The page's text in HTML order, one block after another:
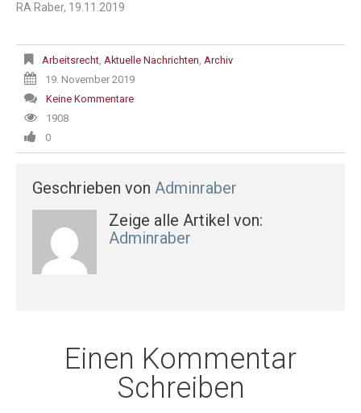
RA Raber, 19.11.2019
Arbeitsrecht, Aktuelle Nachrichten, Archiv
19. November 2019
Keine Kommentare
1908
0
Geschrieben von Adminraber
Zeige alle Artikel von:
Adminraber
Einen Kommentar
Schreiben